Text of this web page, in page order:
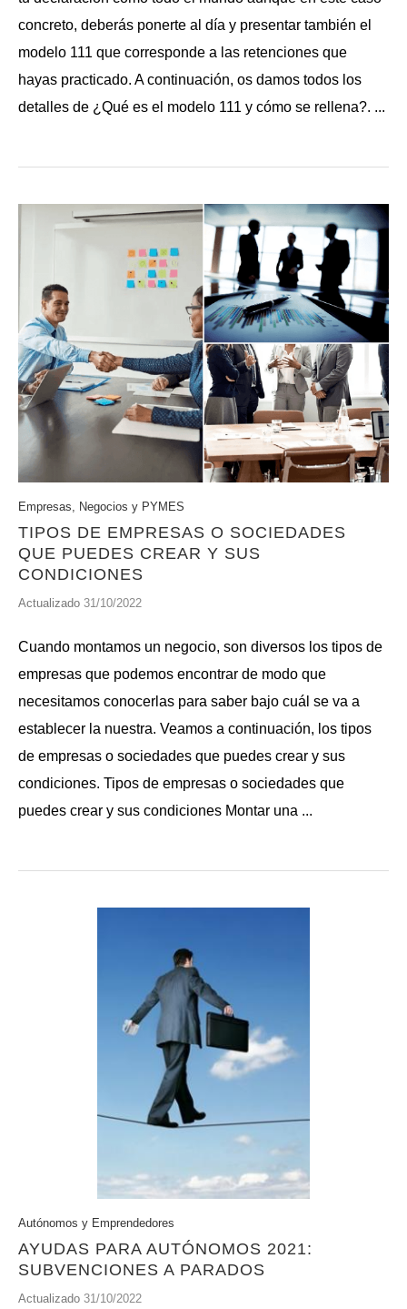
concreto, deberás ponerte al día y presentar también el
modelo 111 que corresponde a las retenciones que
hayas practicado. A continuación, os damos todos los
detalles de ¿Qué es el modelo 111 y cómo se rellena?. ...
Empresas, Negocios y PYMES
TIPOS DE EMPRESAS O SOCIEDADES
QUE PUEDES CREAR Y SUS
CONDICIONES
Actualizado 31/10/2022
Cuando montamos un negocio, son diversos los tipos de
empresas que podemos encontrar de modo que
necesitamos conocerlas para saber bajo cuál se va a
establecer la nuestra. Veamos a continuación, los tipos
de empresas o sociedades que puedes crear y sus
condiciones. Tipos de empresas o sociedades que
puedes crear y sus condiciones Montar una ...
Autónomos y Emprendedores
AYUDAS PARA AUTÓNOMOS 2021:
SUBVENCIONES A PARADOS
Actualizado 31/10/2022